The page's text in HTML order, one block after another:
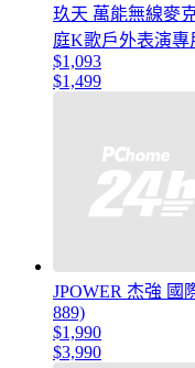
玖天 萬能無線麥
庭K歌戶外表演專
$1,093
$1,499
JPOWER 杰強 國
889)
$1,990
$3,990